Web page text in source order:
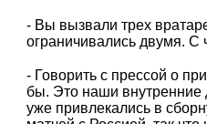
- Вы вызвали трех
ограничивались двумя. С
- Говорить с прессой о
бы. Это наши внутренние
уже привлекались в